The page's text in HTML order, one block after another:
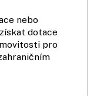
nebo
dotace
pro